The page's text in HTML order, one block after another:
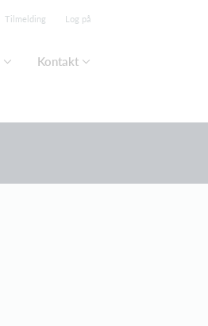
Tilmelding Log på
Kontakt